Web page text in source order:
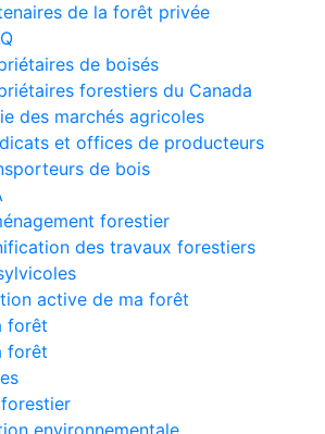
de la forêt privée
de boisés
forestiers du Canada
des marchés agricoles
et offices de producteurs
de bois
forestier
des travaux forestiers
active de ma forêt
forêt
forêt
environnementale